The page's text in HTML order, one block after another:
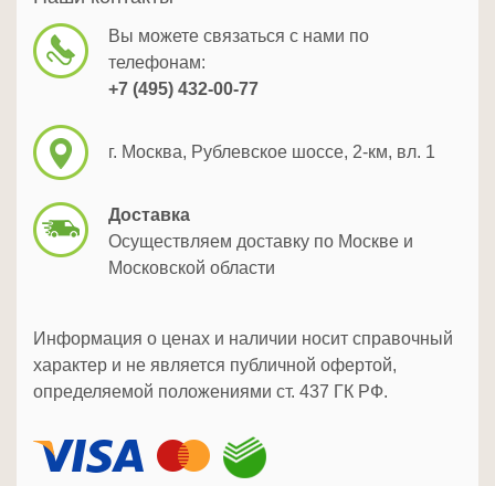
Вы можете связаться с нами по
телефонам:
+7 (495) 432-00-77
г. Москва, Рублевское шоссе, 2-км, вл. 1
Доставка
Осуществляем доставку по Москве и
Московской области
Информация о ценах и наличии носит справочный
характер и не является публичной офертой,
определяемой положениями ст. 437 ГК РФ.